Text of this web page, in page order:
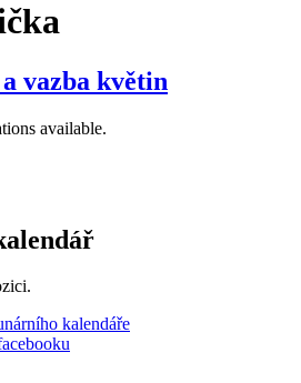
vazba květin
available.
kalendáře